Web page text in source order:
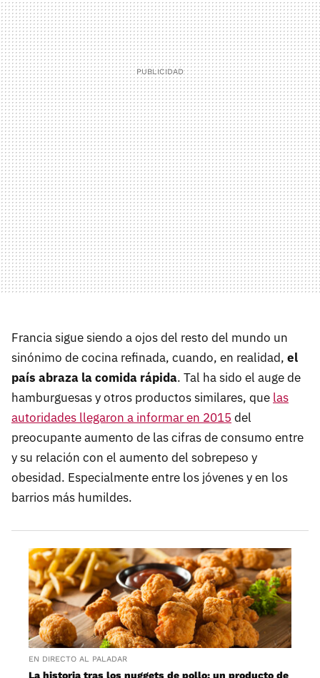
Francia sigue siendo a ojos del resto del mundo un
sinónimo de cocina refinada, cuando, en realidad, el
país abraza la comida rápida. Tal ha sido el auge de
hamburguesas y otros productos similares, que las
autoridades llegaron a informar en 2015 del
preocupante aumento de las cifras de consumo entre
y su relación con el aumento del sobrepeso y
obesidad. Especialmente entre los jóvenes y en los
barrios más humildes.
EN DIRECTO AL PALADAR
La historia tras los nuggets de pollo: un producto de